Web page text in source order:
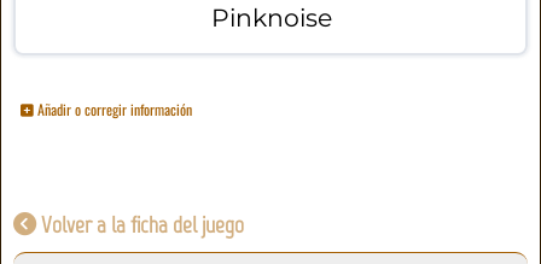
Pinknoise
Añadir o corregir información
Volver a la ficha del juego